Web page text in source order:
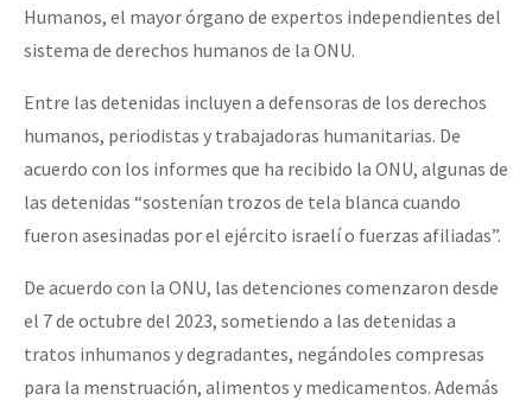
Humanos, el mayor órgano de expertos independientes del
sistema de derechos humanos de la ONU.
Entre las detenidas incluyen a defensoras de los derechos
humanos, periodistas y trabajadoras humanitarias. De
acuerdo con los informes que ha recibido la ONU, algunas de
las detenidas “sostenían trozos de tela blanca cuando
fueron asesinadas por el ejército israelí o fuerzas afiliadas”.
De acuerdo con la ONU, las detenciones comenzaron desde
el 7 de octubre del 2023, sometiendo a las detenidas a
tratos inhumanos y degradantes, negándoles compresas
para la menstruación, alimentos y medicamentos. Además